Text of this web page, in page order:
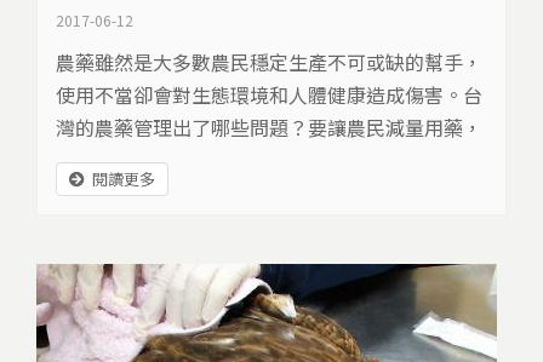
2017-06-12
農藥雖然是大多數農民穩定生產不可或缺的幫手，
使用不當卻會對生態環境和人體健康造成傷害。台
灣的農藥管理出了哪些問題？要讓農民減量用藥，
該怎麼著手？
閱讀更多